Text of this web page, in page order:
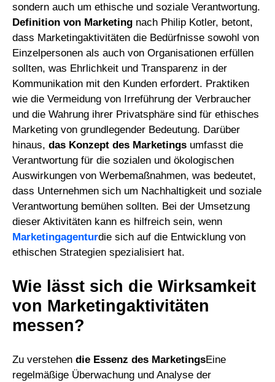
sondern auch um ethische und soziale Verantwortung.
Definition von Marketing nach Philip Kotler, betont,
dass Marketingaktivitäten die Bedürfnisse sowohl von
Einzelpersonen als auch von Organisationen erfüllen
sollten, was Ehrlichkeit und Transparenz in der
Kommunikation mit den Kunden erfordert. Praktiken
wie die Vermeidung von Irreführung der Verbraucher
und die Wahrung ihrer Privatsphäre sind für ethisches
Marketing von grundlegender Bedeutung. Darüber
hinaus,das Konzept des Marketings umfasst die
Verantwortung für die sozialen und ökologischen
Auswirkungen von Werbemaßnahmen, was bedeutet,
dass Unternehmen sich um Nachhaltigkeit und soziale
Verantwortung bemühen sollten. Bei der Umsetzung
dieser Aktivitäten kann es hilfreich sein, wenn
Marketingagenturdie sich auf die Entwicklung von
ethischen Strategien spezialisiert hat.
Wie lässt sich die Wirksamkeit
von Marketingaktivitäten
messen?
Zu verstehendie Essenz des MarketingsEine
regelmäßige Überwachung und Analyse der